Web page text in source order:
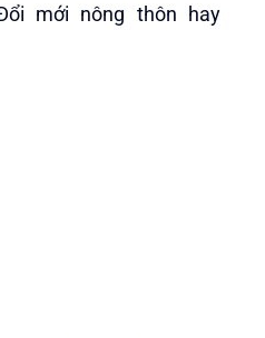
mới nông thôn hay